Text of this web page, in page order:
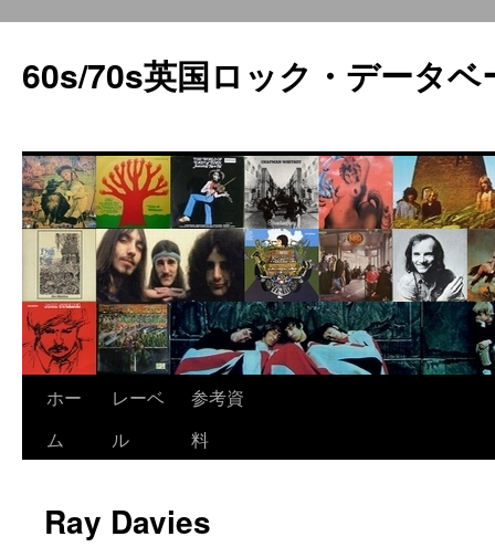
60s/70s英国ロック・データベ
ホー
ム
レーベ
ル
参考資
料
Ray Davies